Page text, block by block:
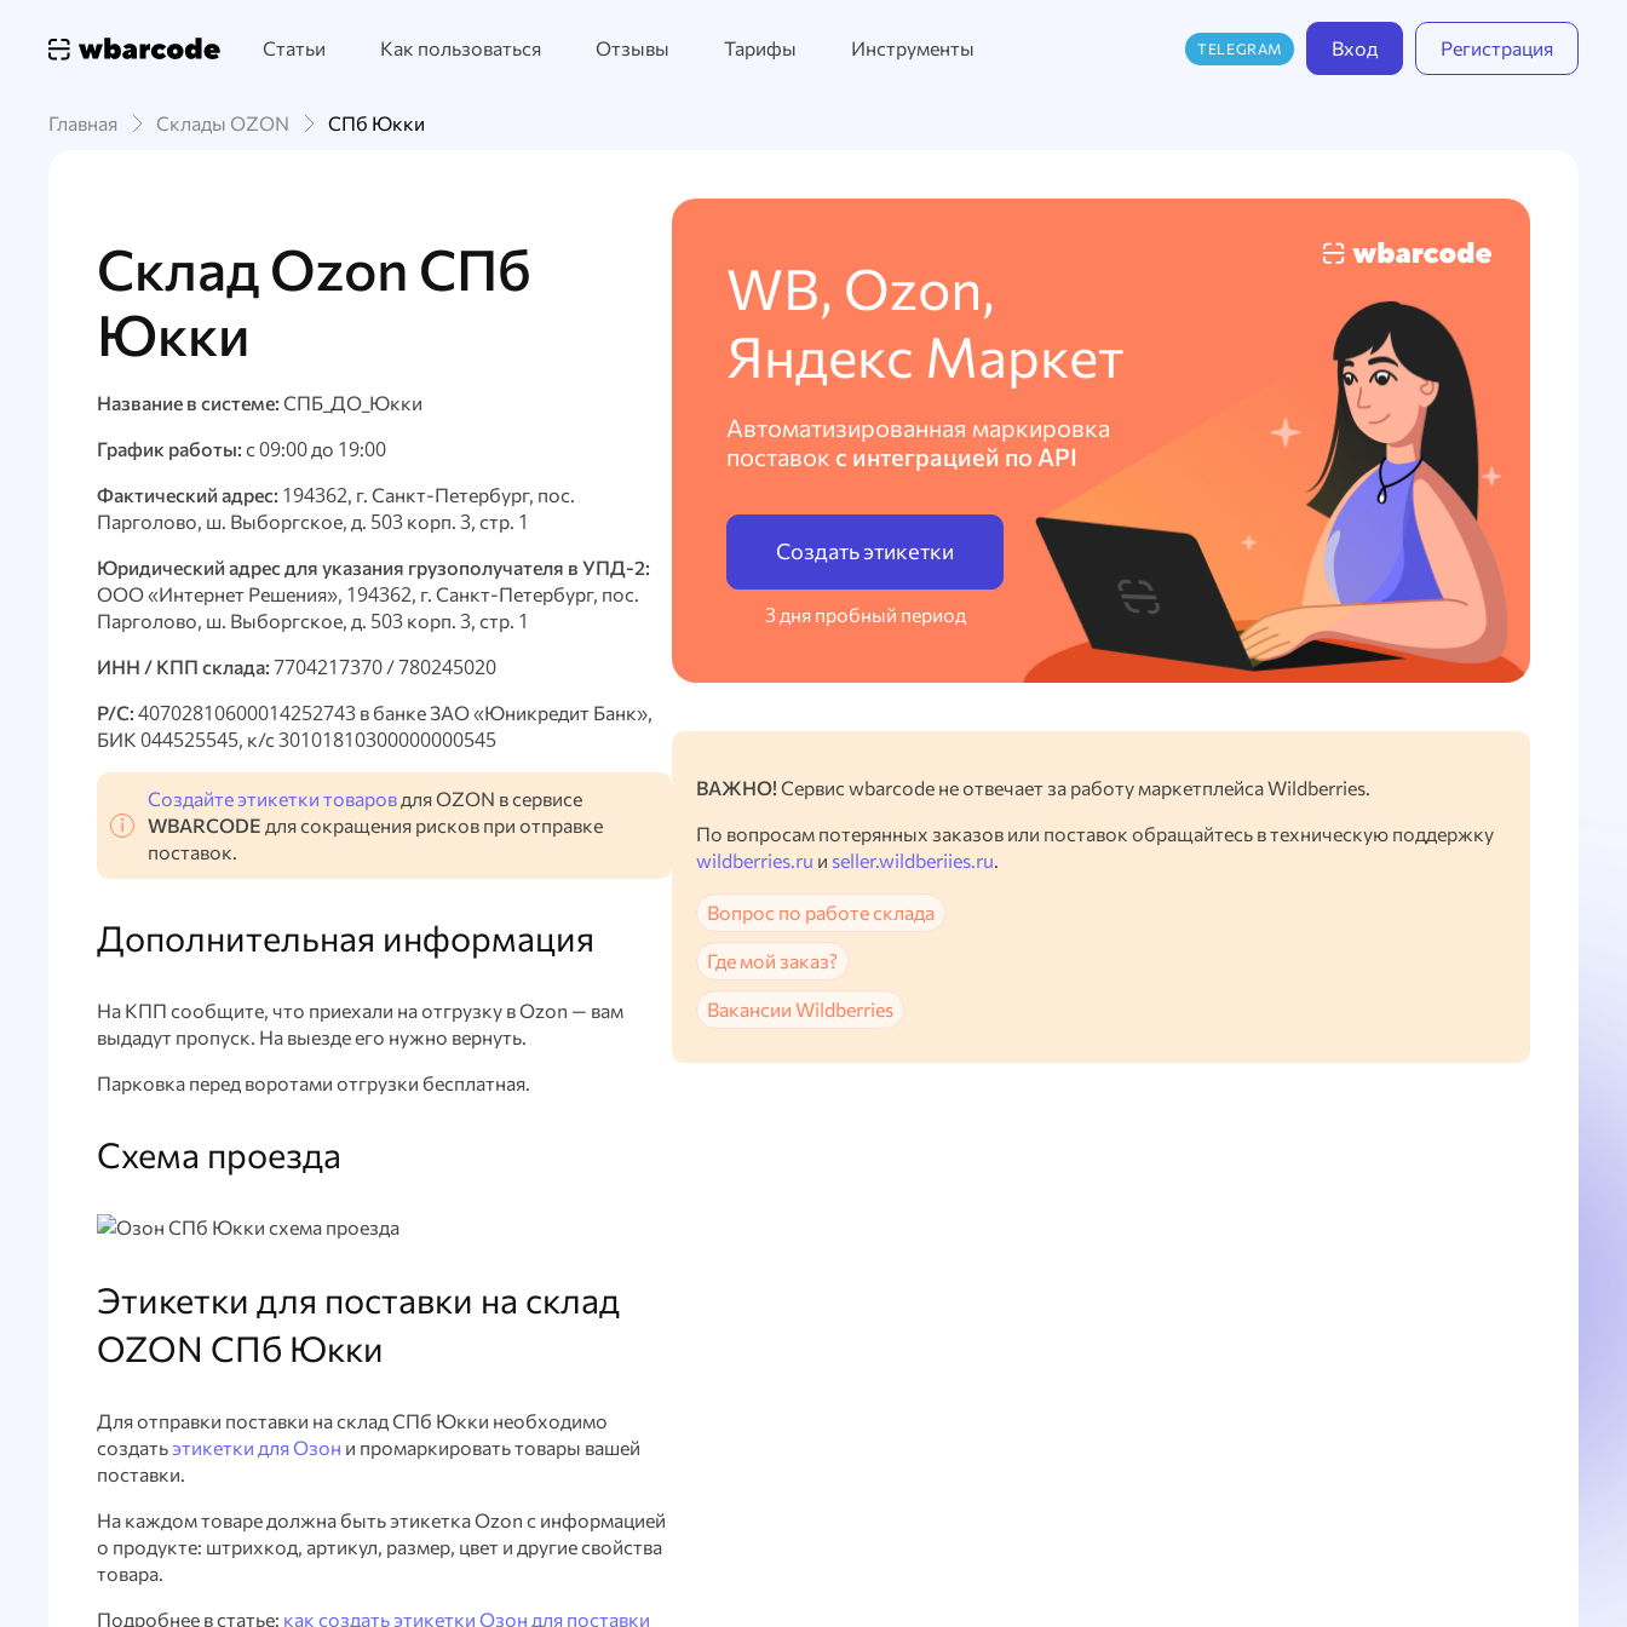
Статьи Как пользоваться Отзывы Тарифы Инструменты TELEGRAM Вход Регистрация
Главная Склады OZON СПб Юкки
Склад Ozon СПб
Юкки
Название в системе: СПБ_ДО_Юкки
График работы: с 09:00 до 19:00
Фактический адрес: ​194362, г. Санкт-Петербург, пос.
Парголово, ш. Выборгское, д. 503 корп. 3, стр. 1
Юридический адрес для указания грузополучателя в УПД-2:
ООО «Интернет Решения», 194362, г. Санкт-Петербург, пос.
Парголово, ш. Выборгское, д. 503 корп. 3, стр. 1
ИНН / КПП склада: 7704217370 / 780245020
Р/С: 40702810600014252743 в банке ЗАО «Юникредит Банк»,
БИК 044525545, к/с 30101810300000000545
Создайте этикетки товаров для OZON в сервисе
WBARCODE для сокращения рисков при отправке
поставок.
Дополнительная информация
На КПП сообщите, что приехали на отгрузку в Ozon — вам
выдадут пропуск. На выезде его нужно вернуть.
Парковка перед воротами отгрузки бесплатная.
Схема проезда
Этикетки для поставки на склад
OZON СПб Юкки
Для отправки поставки на склад СПб Юкки необходимо
создать этикетки для Озон и промаркировать товары вашей
поставки.
На каждом товаре должна быть этикетка Ozon с информацией
о продукте: штрихкод, артикул, размер, цвет и другие свойства
товара.
Подробнее в статье: как создать этикетки Озон для поставки
WB, Ozon,
Яндекс Маркет
Автоматизированная маркировка
поставок с интеграцией по API
Создать этикетки
3 дня пробный период
ВАЖНО! Сервис wbarcode не отвечает за работу маркетплейса Wildberries.
По вопросам потерянных заказов или поставок обращайтесь в техническую поддержку
wildberries.ru и seller.wildberiies.ru.
Вопрос по работе склада
Где мой заказ?
Вакансии Wildberries